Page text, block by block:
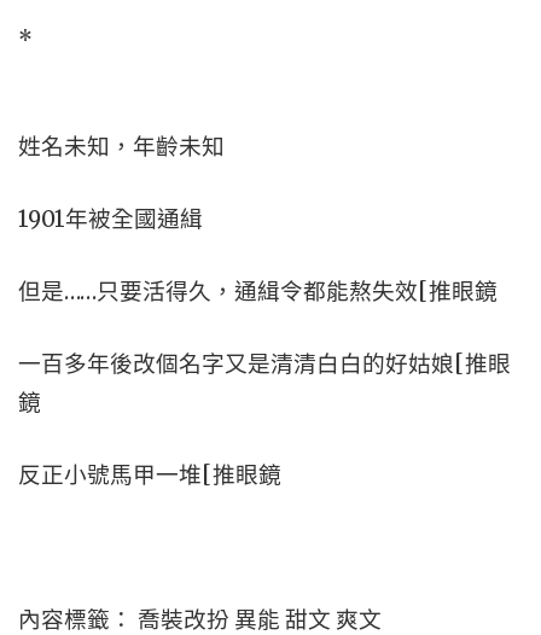
*
姓名未知，年齡未知
1901年被全國通緝
但是……只要活得久，通緝令都能熬失效[推眼鏡
一百多年後改個名字又是清清白白的好姑娘[推眼
鏡
反正小號馬甲一堆[推眼鏡
內容標籤： 喬裝改扮 異能 甜文 爽文